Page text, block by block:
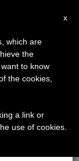
×
la pausa
de verano
el
x
which are
the
to know
the cookies,
a link or
use of cookies.